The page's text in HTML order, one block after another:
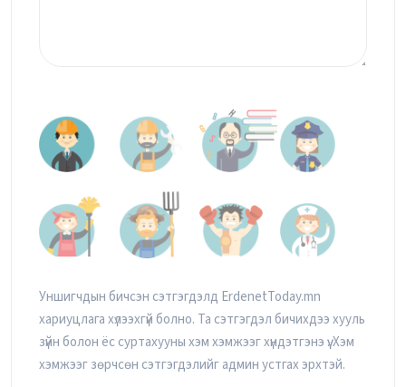
Уншигчдын бичсэн сэтгэгдэлд ErdenetToday.mn
хариуцлага хүлээхгүй болно. Та сэтгэгдэл бичихдээ хууль
зүйн болон ёс суртахууны хэм хэмжээг хүндэтгэнэ үү. Хэм
хэмжээг зөрчсөн сэтгэгдэлийг админ устгах эрхтэй.